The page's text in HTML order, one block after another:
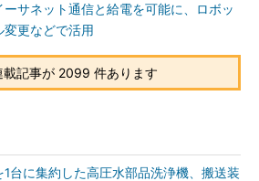
ーサネット通信と給電を可能に、ロボッ
変更などで活用
載記事が 2099 件あります
1台に集約した高圧水部品洗浄機、搬送装